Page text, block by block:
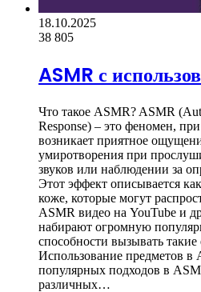
18.10.2025
38 805
ASMR с
Что такое ASMR? ASMR
Response) – это феномен,
возникает приятное
умиротворения при
звуков или наблюдении за
Этот эффект описывается
коже, которые могут
ASMR видео на YouTube и
набирают огромную
способности вызывать
Использование предметов
популярных подходов в
различных…